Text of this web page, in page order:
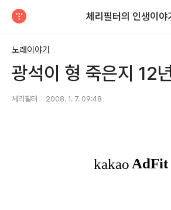
체리필터의 인생이야
노래이야기
광석이 형 죽은지 12
체리필터 2008. 1. 7. 09:48